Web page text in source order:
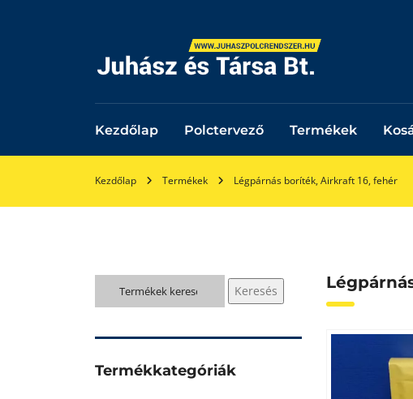
Kezdőlap Polctervező Termékek
Kezdőlap Termékek Légpárnás boríték, Airkraft 16, fehér
Keresés
a
Keresés
Termékkategóriák